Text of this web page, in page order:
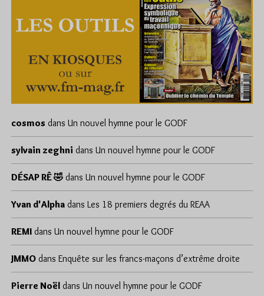
cosmos dans Un nouvel hymne pour le GODF
sylvain zeghni dans Un nouvel hymne pour le GODF
DÉSAP RÊ 🤣 dans Un nouvel hymne pour le GODF
Yvan d'Alpha dans Les 18 premiers degrés du REAA
REMI dans Un nouvel hymne pour le GODF
JMMO dans Enquête sur les francs-maçons d’extrême droite
Pierre Noël dans Un nouvel hymne pour le GODF